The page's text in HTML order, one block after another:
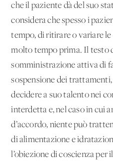
che il paziente dà del suo
considera che spesso i
tempo, di ritirare o variare
molto tempo prima. Il testo
somministrazione attiva di
sospensione dei
decidere a suo talento nei
interdetta e, nel caso in cui
d’accordo, niente può
di alimentazione e
l’obiezione di coscienza per